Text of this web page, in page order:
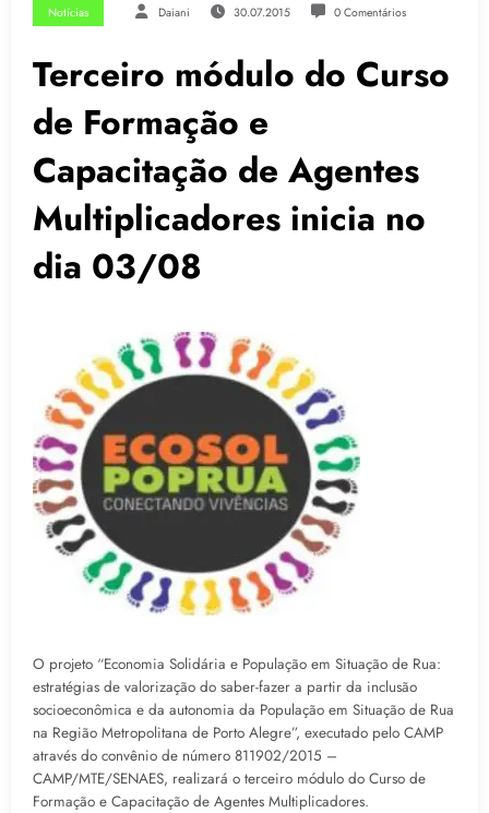
Notícias Daiani 30.07.2015 0 Comentários
Terceiro módulo do Curso
de Formação e
Capacitação de Agentes
Multiplicadores inicia no
dia 03/08
O projeto “Economia Solidária e População em Situação de Rua:
estratégias de valorização do saber-fazer a partir da inclusão
socioeconômica e da autonomia da População em Situação de Rua
na Região Metropolitana de Porto Alegre”, executado pelo CAMP
através do convênio de número 811902/2015 –
CAMP/MTE/SENAES, realizará o terceiro módulo do Curso de
Formação e Capacitação de Agentes Multiplicadores.